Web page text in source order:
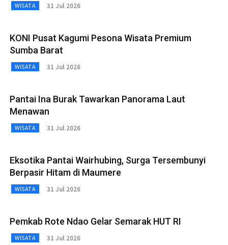
WISATA 31 Jul 2026
KONI Pusat Kagumi Pesona Wisata Premium
Sumba Barat
WISATA 31 Jul 2026
Pantai Ina Burak Tawarkan Panorama Laut
Menawan
WISATA 31 Jul 2026
Eksotika Pantai Wairhubing, Surga Tersembunyi
Berpasir Hitam di Maumere
WISATA 31 Jul 2026
Pemkab Rote Ndao Gelar Semarak HUT RI
WISATA 31 Jul 2026